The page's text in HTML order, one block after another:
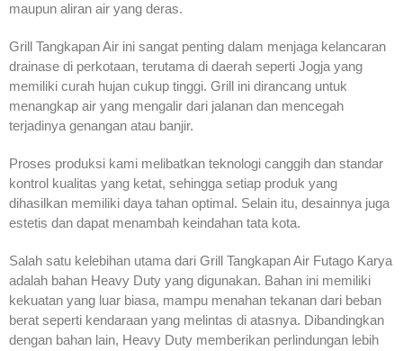
maupun aliran air yang deras.
Grill Tangkapan Air ini sangat penting dalam menjaga kelancaran
drainase di perkotaan, terutama di daerah seperti Jogja yang
memiliki curah hujan cukup tinggi. Grill ini dirancang untuk
menangkap air yang mengalir dari jalanan dan mencegah
terjadinya genangan atau banjir.
Proses produksi kami melibatkan teknologi canggih dan standar
kontrol kualitas yang ketat, sehingga setiap produk yang
dihasilkan memiliki daya tahan optimal. Selain itu, desainnya juga
estetis dan dapat menambah keindahan tata kota.
Salah satu kelebihan utama dari Grill Tangkapan Air Futago Karya
adalah bahan Heavy Duty yang digunakan. Bahan ini memiliki
kekuatan yang luar biasa, mampu menahan tekanan dari beban
berat seperti kendaraan yang melintas di atasnya. Dibandingkan
dengan bahan lain, Heavy Duty memberikan perlindungan lebih